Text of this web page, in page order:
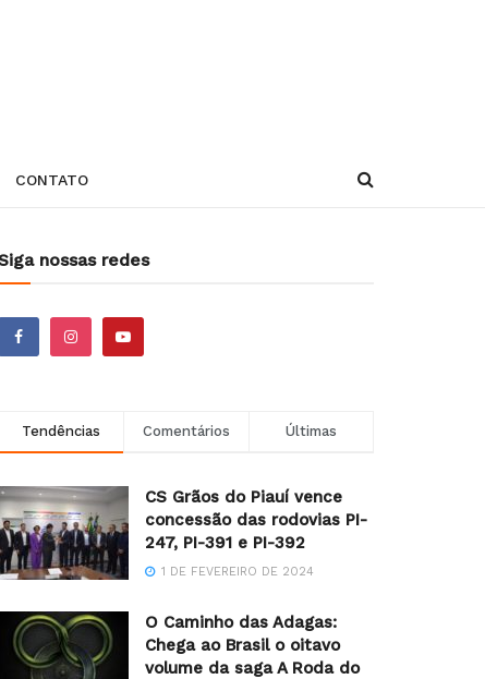
CONTATO
nossas redes
Tendências Comentários Últimas
CS Grãos do Piauí vence
concessão das rodovias PI-
247, PI-391 e PI-392
1 DE FEVEREIRO DE 2024
O Caminho das Adagas:
Chega ao Brasil o oitavo
volume da saga A Roda do